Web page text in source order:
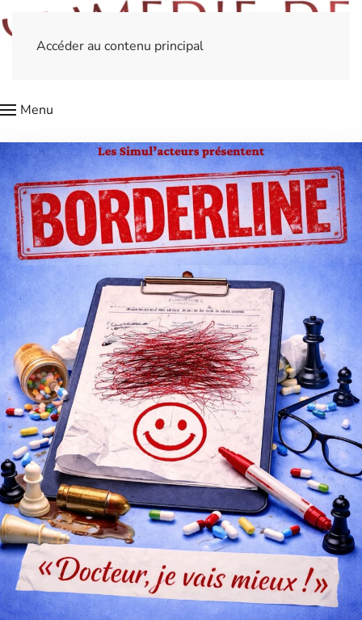
Accéder au contenu principal
Menu